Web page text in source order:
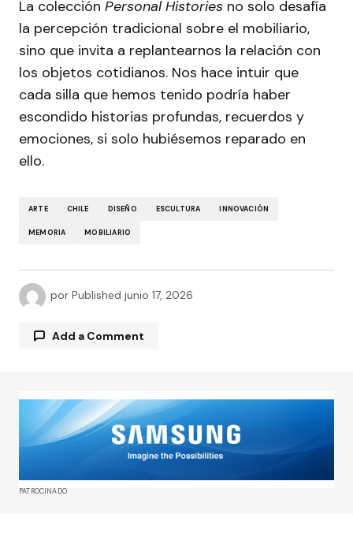
La colección Personal Histories no solo desafía
la percepción tradicional sobre el mobiliario,
sino que invita a replantearnos la relación con
los objetos cotidianos. Nos hace intuir que
cada silla que hemos tenido podría haber
escondido historias profundas, recuerdos y
emociones, si solo hubiésemos reparado en
ello.
ARTE CHILE DISEÑO ESCULTURA INNOVACIÓN
MEMORIA MOBILIARIO
por Published junio 17, 2026
Add a Comment
Tu dirección de correo electrónico no será
publicada.Los campos obligatorios están
marcados con*
Comment*
PATROCINADO